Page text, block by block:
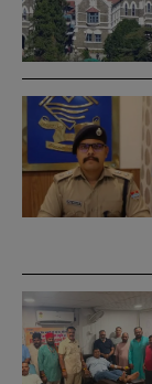
a
i
l
*
N
u
m
b
e
r
s
a
i
l
*
N
u
m
b
e
r
s